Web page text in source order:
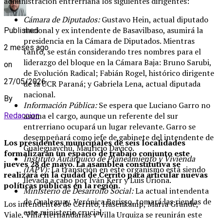
Cámara de Diputados:Gustavo Hein, actual diputado
nacional y ex intendente de Basavilbaso, asumirá la
presidencia en la Cámara de Diputados. Mientras
tanto, se están considerando tres nombres para el
liderazgo del bloque en la Cámara Baja: Bruno Sarubi,
de Evolución Radical; Fabián Rogel, histórico dirigente
de la UCR Paraná; y Gabriela Lena, actual diputada
nacional.
Información Pública:Se espera que Luciano Garro no
asuma el cargo, aunque un referente del sur
entrerriano ocupará un lugar relevante. Garro se
desempeñará como jefe de gabinete del intendente de
Gualeguaychú, Mauricio Davico.
Instituto Autárquico de Planeamiento y Vivienda
(IAPV):La transición en este organismo está siendo
llevada a cabo por Iván Kerr y Luis Uriona.
Ministerio de Desarrollo Social:La actual intendenta
de Gualeguay, Verónica Berisso, tomará las riendas de
este ministerio crucial.
Published
2 meses ago
on
27/05/2026
By
Redaccion
Los presidentes municipales de seis localidades
formalizarán un espacio de trabajo conjunto este
jueves 28 de mayo. La asamblea constitutiva se
realizará en la ciudad de Cerrito para articular nuevas
políticas públicas en la región.
Los intendentes de Cerrito, Hasenkamp, María Grande,
Viale, Villa Hernandarias y Villa Urquiza se reunirán este